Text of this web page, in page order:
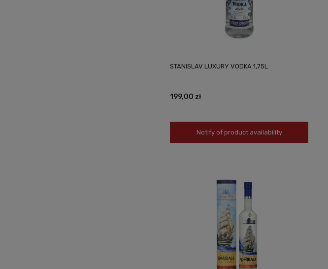
STANISLAV LUXURY VODKA 1,75L
199,00 zł
Notify of product availability